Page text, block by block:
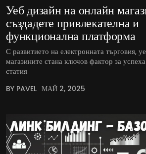
Уеб дизайн на онлайн
създадете привлекателна и
функционална платформа
С развитието на електронната търговия,
магазините стана ключов фактор за
статия
BY PAVEL МАЙ 2, 2025